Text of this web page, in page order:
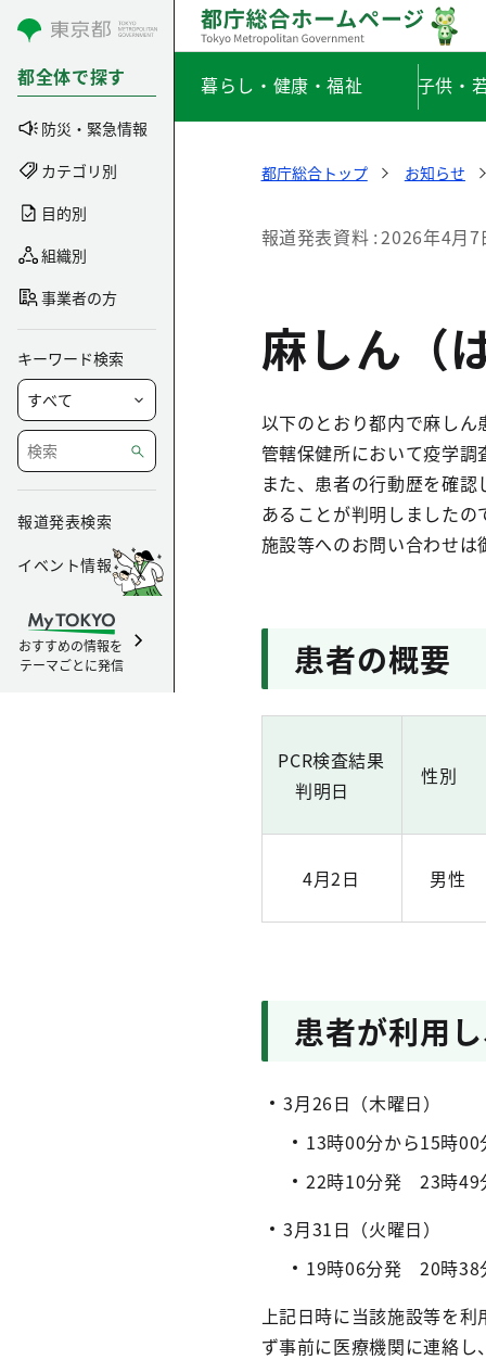
コンテンツにスキップ
都全体で探す
防災・緊急情報
カテゴリ別
目的別
組織別
事業者の方
キーワード検索
報道発表検索
イベント情報
おすすめの情報を
テーマごとに発信
暮らし・健康・福祉 子供・
都庁総合トップ お知らせ
報道発表資料 2026年4月7
麻しん（
以下のとおり都内で麻し
管轄保健所において疫学
また、患者の行動歴を確
あることが判明しましたの
施設等へのお問い合わせは
患者の概要
PCR検査結果
判明日
性別
4月2日 男性
患者が利用
3月26日（木曜日）
13時00分から15時
22時10分発 23時49
3月31日（火曜日）
19時06分発 20時38
上記日時に当該施設等を
ず事前に医療機関に連絡